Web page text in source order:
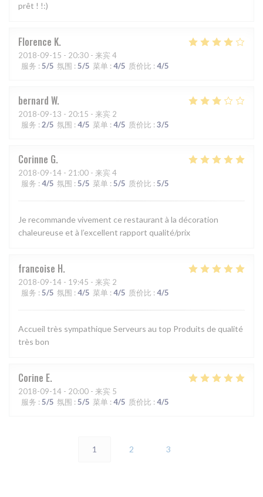
prêt ! !:)
Florence K
2018-09-15 - 20:30 - 来宾 4
服务 : 5/5 氛围 : 5/5 菜单 : 4/5 质价比 : 4/5
bernard W
2018-09-13 - 20:15 - 来宾 2
服务 : 2/5 氛围 : 4/5 菜单 : 4/5 质价比 : 3/5
Corinne G
2018-09-14 - 21:00 - 来宾 4
服务 : 4/5 氛围 : 5/5 菜单 : 5/5 质价比 : 5/5
Je recommande vivement ce restaurant à la décoration
chaleureuse et à l’excellent rapport qualité/prix
francoise H
2018-09-14 - 19:45 - 来宾 2
服务 : 5/5 氛围 : 4/5 菜单 : 4/5 质价比 : 4/5
Accueil très sympathique Serveurs au top Produits de qualité
très bon
Corine E
2018-09-14 - 20:00 - 来宾 5
服务 : 5/5 氛围 : 5/5 菜单 : 4/5 质价比 : 4/5
1 2 3